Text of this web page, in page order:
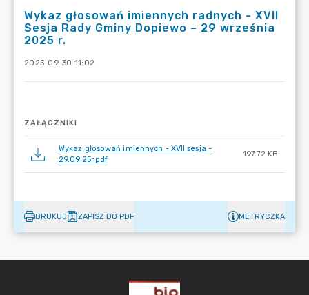
Wykaz głosowań imiennych radnych - XVII
Sesja Rady Gminy Dopiewo – 29 września
2025 r.
2025-09-30 11:02
ZAŁĄCZNIKI
Wykaz głosowań imiennych - XVII sesja -
29.09.25r.pdf
197.72 KB
DRUKUJ ZAPISZ DO PDF METRYCZKA